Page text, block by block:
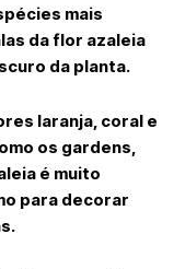
mais
da flor azaleia
da planta.
laranja, coral e
os gardens,
é muito
para decorar